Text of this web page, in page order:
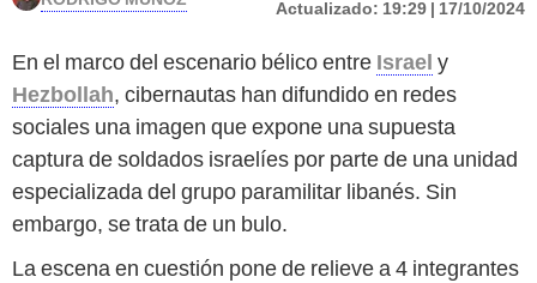
Actualizado: 19:29 | 17/10/2024
En el marco del escenario bélico entre Israel y
Hezbollah, cibernautas han difundido en redes
sociales una imagen que expone una supuesta
captura de soldados israelíes por parte de una unidad
especializada del grupo paramilitar libanés. Sin
embargo, se trata de un bulo.
La escena en cuestión pone de relieve a 4 integrantes